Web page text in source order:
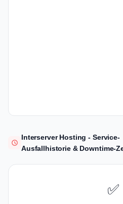
Interserver Hosting - Service-
Ausfallhistorie & Downtime-
✅